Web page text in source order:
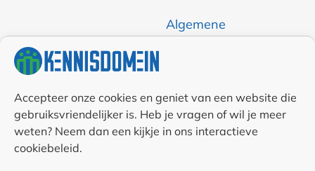
Accepteer onze cookies en geniet van een website die
gebruiksvriendelijker is. Heb je vragen of wil je meer
weten? Neem dan een kijkje in ons interactieve
cookiebeleid.
Algemene
Privacyverklaring (EU)